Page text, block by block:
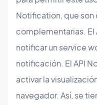
Notification, que
complementarias. El
notificar unservice
notificación. El API
activar la
navegador. Así, se